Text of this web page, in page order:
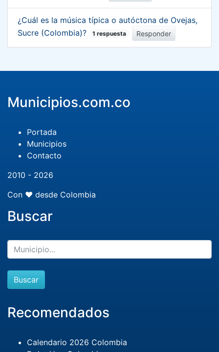
¿Cuál es la música típica o autóctona de Ovejas,
Sucre (Colombia)?
1 respuesta Responder
Municipios.com.co
Portada
Municipios
Contacto
2010 - 2026
Con ❤️ desde Colombia
Buscar
Buscar
Recomendados
Calendario 2026 Colombia